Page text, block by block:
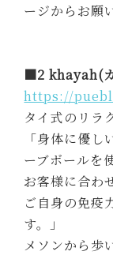
ージからお願
■2 khayah(
https://
タイ式のリラ
「身体に優
ーブボールを
お客様に合わ
ご自身の免疫
す。」
メソンから歩